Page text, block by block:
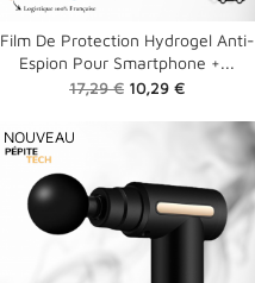
Film De Protection Hydrogel Anti-
Espion Pour Smartphone +...
Prix
17,29 € Prix
10,29 €
shopping_cart 
NOUVEAU